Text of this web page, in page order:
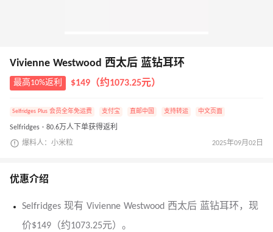
Vivienne Westwood 西太后 蓝钻耳环
最高10%返利 $149（约1073.25元）
Selfridges Plus 会员全年免运费 支付宝 直邮中国 支持转运 中文页面
Selfridges · 80.6万人下单获得返利
爆料人：小米粒 2025年09月02日
优惠介绍
Selfridges 现有 Vivienne Westwood 西太后 蓝钻耳环，现
价$149（约1073.25元）。